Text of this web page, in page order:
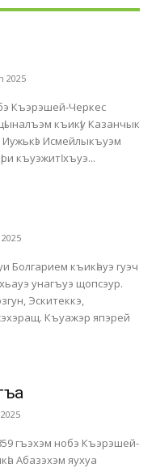
2025
къикӏу Казанчык
Исмейлыкъуэм
къуэжитӏ хъуэ...
унагъуэ щопсэур.
Эскитеккэ,
япэрей
гъэхэм нобэ Къэрэшей-
Абазэхэм яухуа